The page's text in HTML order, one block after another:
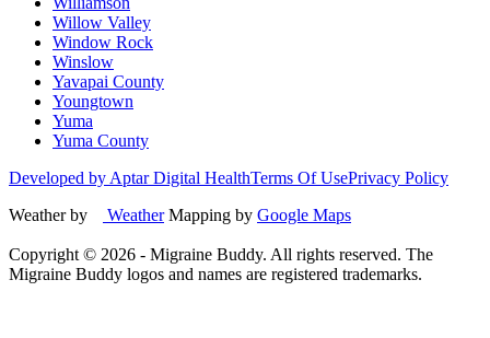
Willow Valley
Window Rock
Winslow
Yavapai County
Youngtown
Yuma
Yuma County
Developed by Aptar Digital HealthTerms Of UsePrivacy Policy
Weather by
WeatherMapping by Google Maps
Copyright © 2026 - Migraine Buddy. All rights reserved. The
Migraine Buddy logos and names are registered trademarks.